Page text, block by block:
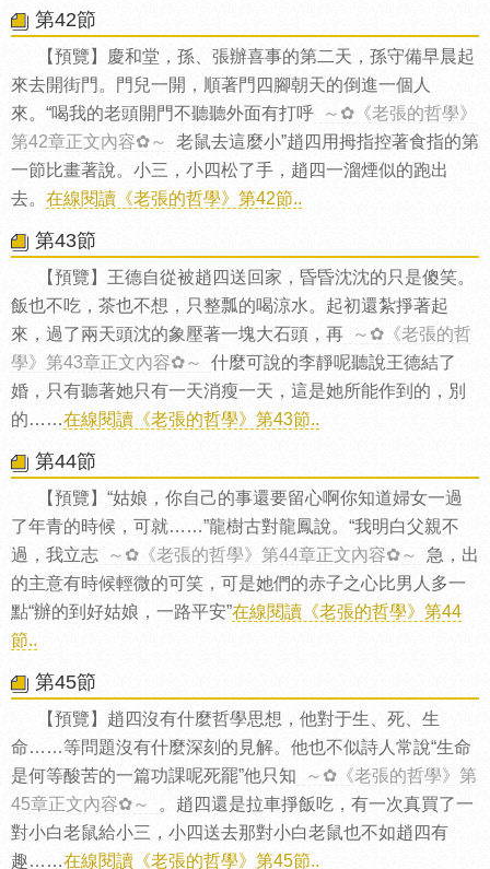
第42節
【預覽】慶和堂，孫、張辦喜事的第二天，孫守備早晨起
來去開街門。門兒一開，順著門四腳朝天的倒進一個人
來。“喝我的老頭開門不聽聽外面有打呼
～✿《老張的哲學》
第42章正文內容✿～
老鼠去這麼小”趙四用拇指控著食指的第
一節比畫著說。小三，小四松了手，趙四一溜煙似的跑出
去。 在線閱讀《老張的哲學》第42節..
第43節
【預覽】王德自從被趙四送回家，昏昏沈沈的只是傻笑。
飯也不吃，茶也不想，只整瓢的喝涼水。起初還紮掙著起
來，過了兩天頭沈的象壓著一塊大石頭，再
～✿《老張的哲
學》第43章正文內容✿～
什麼可說的李靜呢聽說王德結了
婚，只有聽著她只有一天消瘦一天，這是她所能作到的，別
的……在線閱讀《老張的哲學》第43節..
第44節
【預覽】“姑娘，你自己的事還要留心啊你知道婦女一過
了年青的時候，可就……”龍樹古對龍鳳說。“我明白父親不
過，我立志
～✿《老張的哲學》第44章正文內容✿～
急，出
的主意有時候輕微的可笑，可是她們的赤子之心比男人多一
點“辦的到好姑娘，一路平安”在線閱讀《老張的哲學》第44
節..
第45節
【預覽】趙四沒有什麼哲學思想，他對于生、死、生
命……等問題沒有什麼深刻的見解。他也不似詩人常說“生命
是何等酸苦的一篇功課呢死罷”他只知
～✿《老張的哲學》第
45章正文內容✿～
。趙四還是拉車掙飯吃，有一次真買了一
對小白老鼠給小三，小四送去那對小白老鼠也不如趙四有
趣……在線閱讀《老張的哲學》第45節..